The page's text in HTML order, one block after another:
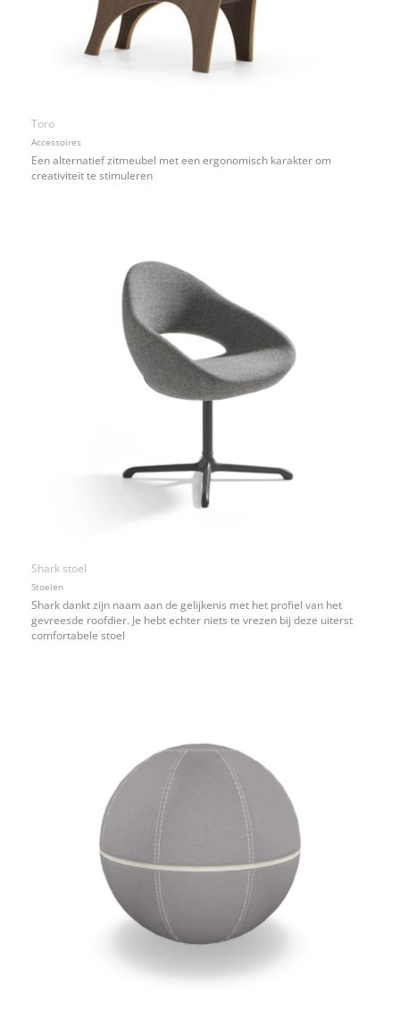
Toro
Accessoires
Een alternatief zitmeubel met een ergonomisch karakter om
creativiteit te stimuleren
Shark stoel
Stoelen
Shark dankt zijn naam aan de gelijkenis met het profiel van het
gevreesde roofdier. Je hebt echter niets te vrezen bij deze uiterst
comfortabele stoel